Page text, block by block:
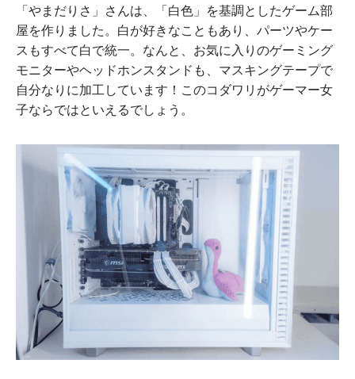
「やまだりさ」さんは、「白色」を基調としたゲーム部
屋を作りました。白が好きなこともあり、パーツやケー
スもすべて白で統一。なんと、お気に入りのゲーミング
モニターやヘッドホンスタンドも、マスキングテープで
自分なりに加工しています！このコダワリがゲーマー女
子ならではといえるでしょう。